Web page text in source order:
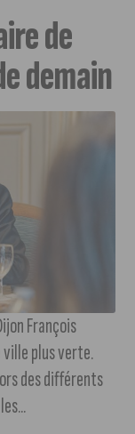
de
demain
François
ville plus verte.
des différents